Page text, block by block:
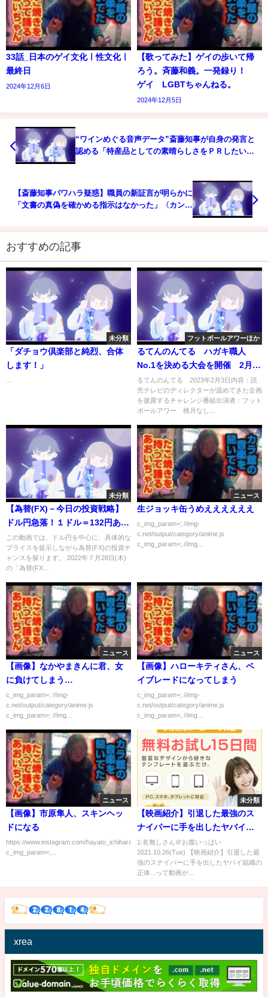
33話_日本のゲイ文化ㅣ性文化ㅣ
最終日
2024年12月6日
【歌ってみた】ゲイの歩いて帰
ろう。斉藤和義。一発録り！
ゲイ LGBTちゃんねる。
2024年12月5日
“ワインめぐる音声データ”斎藤知事が自身の発言と
認める「特産品としての素晴らしさをＰＲしたい趣
【斎藤知事パワハラ疑惑】職員の新証言が明らかに
「文書の真偽を確かめる指示はなかった」〈カンテ
おすすめの記事
未分類
「ダチョウ倶楽部と純烈、合体
します！」
フットボールアワーほか
るてんのんてる ハガキ職人
No.1を決める大会を開催 2月3
日
るてんのんてる 2023年2月3日内容：読
売テレビのディレクターが温めてきた企画
を披露するチャレンジ番組出演者：フット
ボールアワー 桃月なし...
未分類
【為替(FX)－今日の投資戦略】
ドル円急落！１ドル＝132円あ
る？ 米FRBが政策金利を
0.75％引き上げた。これを受け
て、いったんドル高・円安にな
る。132円までの下落も？
この動画では、ドル円を中心に、具体的な
プライスを提示しながら為替(FX)の投資チ
ャンスを探ります。 2022年７月28日(木)
の「為替(FX...
ニュース
生ジョッキ缶うめええええええ
c_img_param=; //img-
c.net/output/category/anime.js
c_img_param=; //img...
ニュース
【画像】なかやまきんに君、女
に負けてしまう…
c_img_param=; //img-
c.net/output/category/anime.js
c_img_param=; //img...
ニュース
【画像】ハローキティさん、ベ
イブレードになってしまう
c_img_param=; //img-
c.net/output/category/anime.js
c_img_param=; //img...
ニュース
【画像】市原隼人、スキンヘッ
ドになる
https://www.instagram.com/hayato_ichihara/p/DAf7Hx7Tjm6/
c_img_param=;...
未分類
【映画紹介】引退した最強のス
ナイパーに手を出したヤバイ組
織の正体...
1:名無しさん＠お腹いっぱい
2021.10.26(Tue) 【映画紹介】引退した最
強のスナイパーに手を出したヤバイ組織の
正体...って動画が...
xrea